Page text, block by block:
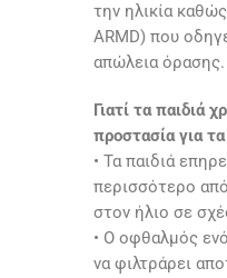
την ηλικία
ARMD) που
απώλεια όρασης.
Γιατί τα παιδιά
προστασία για
• Τα παιδιά
περισσότερο
στον ήλιο σε
• Ο οφθαλμός
να φιλτράρει